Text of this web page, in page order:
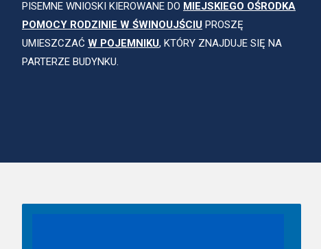
PISEMNE WNIOSKI KIEROWANE DO MIEJSKIEGO OŚRODKA
POMOCY RODZINIE W ŚWINOUJŚCIU PROSZĘ
UMIESZCZAĆ W POJEMNIKU, KTÓRY ZNAJDUJE SIĘ NA
PARTERZE BUDYNKU.